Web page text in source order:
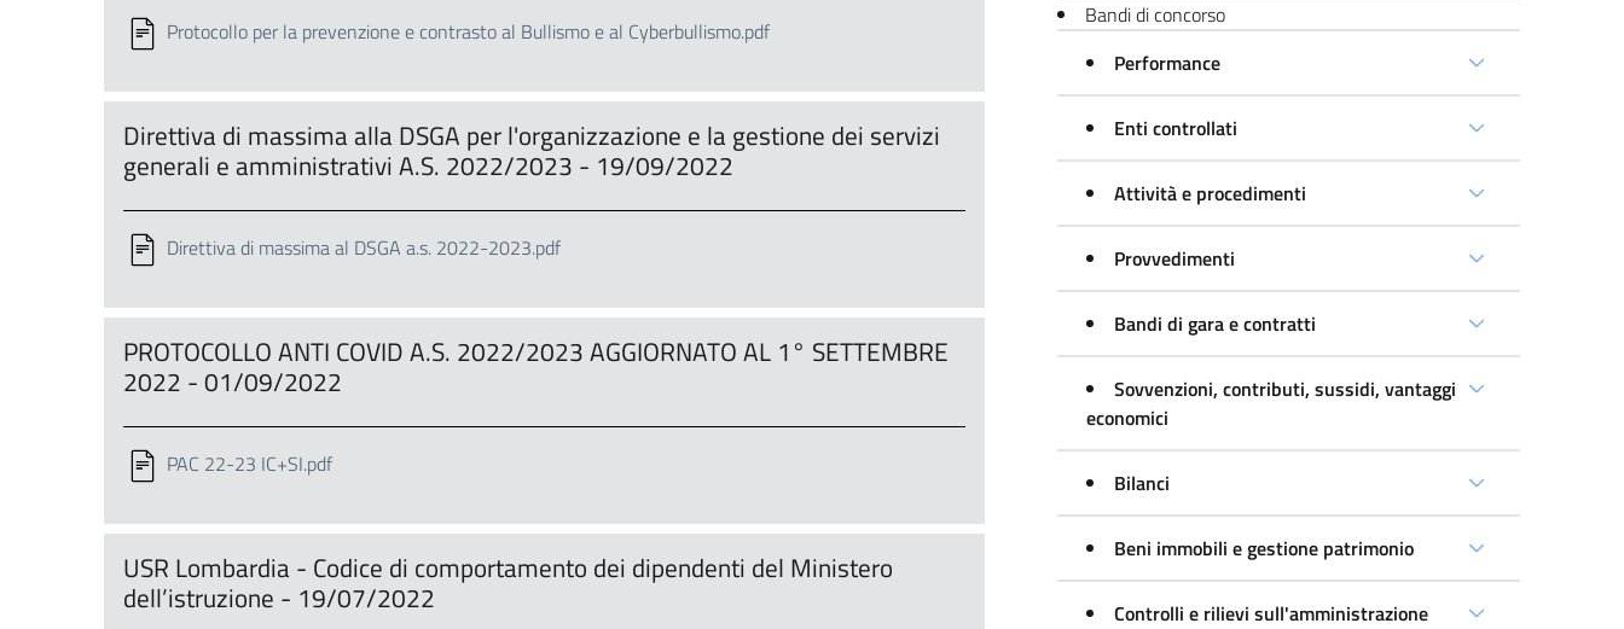
Protocollo per la prevenzione e contrasto al Bullismo e al Cyberbullismo.pdf
Direttiva di massima alla DSGA per l'organizzazione e la gestione dei servizi
generali e amministrativi A.S. 2022/2023 - 19/09/2022
Direttiva di massima al DSGA a.s. 2022-2023.pdf
PROTOCOLLO ANTI COVID A.S. 2022/2023 AGGIORNATO AL 1° SETTEMBRE
2022 - 01/09/2022
PAC 22-23 IC+SI.pdf
USR Lombardia - Codice di comportamento dei dipendenti del Ministero
dell’istruzione - 19/07/2022
Bandi di concorso
Performance
Enti controllati
Attività e procedimenti
Provvedimenti
Bandi di gara e contratti
Sovvenzioni, contributi, sussidi, vantaggi
economici
Bilanci
Beni immobili e gestione patrimonio
Controlli e rilievi sull'amministrazione